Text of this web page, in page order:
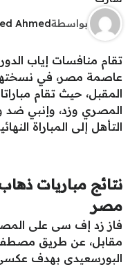
بواسطةAhmed
تقام منافسات إياب
عاصمة مصر، في نسختها
المقبل، حيث تقام
المصري وزد، وإنبي ضد
التأهل إلى المباراة
نتائج مباريات
مصر
فاز زد إف سى على
مقابل، عن طريق
البورسعيدى بهدف عكسى